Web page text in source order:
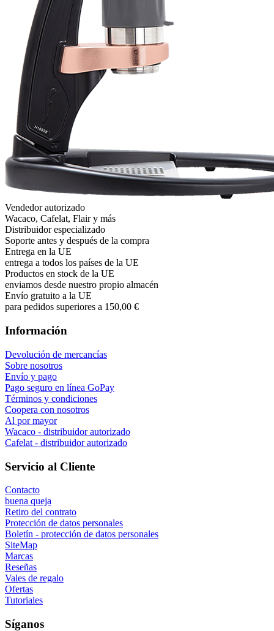
Vendedor autorizado
Wacaco, Cafelat, Flair y más
Distribuidor especializado
Soporte antes y después de la compra
Entrega en la UE
entrega a todos los países de la UE
Productos en stock de la UE
enviamos desde nuestro propio almacén
Envío gratuito a la UE
para pedidos superiores a 150,00 €
Información
Devolución de mercancías
Sobre nosotros
Envío y pago
Pago seguro en línea GoPay
Términos y condiciones
Coopera con nosotros
Al por mayor
Wacaco - distribuidor autorizado
Cafelat - distribuidor autorizado
Servicio al Cliente
Contacto
buena queja
Retiro del contrato
Protección de datos personales
Boletín - protección de datos personales
SiteMap
Marcas
Reseñas
Vales de regalo
Ofertas
Tutoriales
Síganos